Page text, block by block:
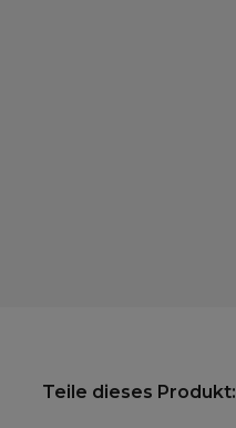
Teile dieses Produkt: